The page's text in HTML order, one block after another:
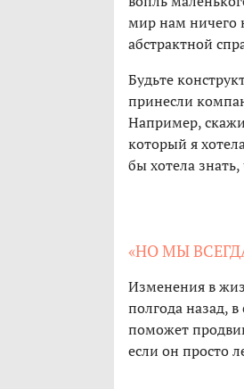
мир нам ничего
абстрактной
Будьте
принесли
Например,
который я
бы хотела
«НО МЫ
Изменения в
полгода назад,
поможет
если он просто